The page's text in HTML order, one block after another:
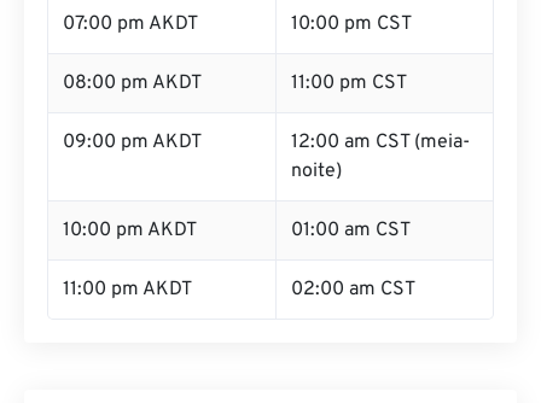
07:00 pm AKDT 10:00 pm CST
08:00 pm AKDT 11:00 pm CST
09:00 pm AKDT
12:00 am CST (meia-
noite)
10:00 pm AKDT 01:00 am CST
11:00 pm AKDT 02:00 am CST